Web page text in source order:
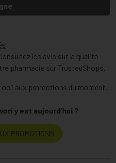
les avis sur la qualité
pharmacie sur TrustedShops.
oeil aux promotions du moment,
y est aujourd’hui ?
PROMOTIONS